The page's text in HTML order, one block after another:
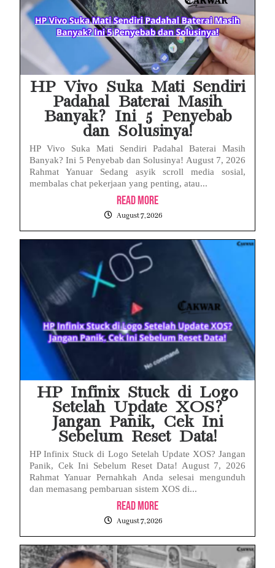
Baterai Apple Watch Cepat Boros? Ini Penyebab dan Cara Mengatasinya
HP Huawei Cepat Panas? Ini Penyebab Utama dan Cara Mengatasinya
HP Realme Kena Air Tidak Bisa Dicas? Jangan Langsung Charge, Ini Solusinya
HP Vivo Suka Mati Sendiri
Padahal Baterai Masih
Banyak? Ini 5 Penyebab
dan Solusinya!
HP Vivo Suka Mati Sendiri Padahal Baterai Masih
Banyak? Ini 5 Penyebab dan Solusinya! August 7, 2026
Rahmat Yanuar Sedang asyik scroll media sosial,
membalas chat pekerjaan yang penting, atau...
Read More
August 7, 2026
HP Infinix Stuck di Logo
Setelah Update XOS?
Jangan Panik, Cek Ini
Sebelum Reset Data!
HP Infinix Stuck di Logo Setelah Update XOS? Jangan
Panik, Cek Ini Sebelum Reset Data! August 7, 2026
Rahmat Yanuar Pernahkah Anda selesai mengunduh
dan memasang pembaruan sistem XOS di...
Read More
August 7, 2026